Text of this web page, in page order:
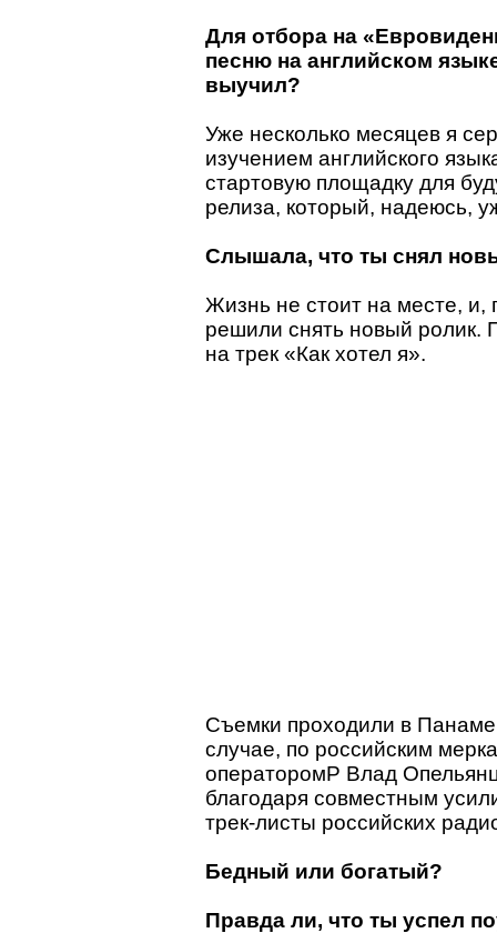
Для отбора на
песню на английском
выучил?
Уже несколько месяцев я
изучением английского
стартовую площадку для
релиза, который, надеюсь,
Слышала, что ты снял
Жизнь не стоит на месте,
решили снять новый ролик.
на трек «Как хотел я».
Съемки проходили в
случае, по российским
операторомP Влад
благодаря совместным
трек-листы российских
Бедный или богатый?
Правда ли, что ты успел